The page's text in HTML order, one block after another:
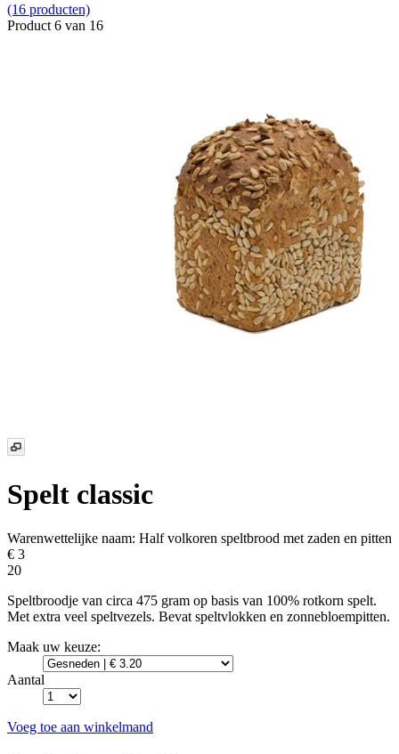
(16 producten)
Product 6 van 16
Spelt classic
Warenwettelijke naam: Half volkoren speltbrood met zaden en pitten
€ 3
20
Speltbroodje van circa 475 gram op basis van 100% rotkorn spelt.
Met extra veel speltvezels. Bevat speltvlokken en zonnebloempitten.
Maak uw keuze:
Aantal
Voeg toe aan winkelmand